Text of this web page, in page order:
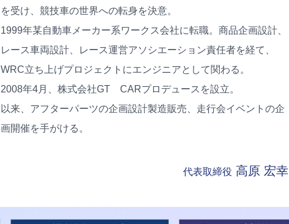
を受け、競技車の世界への転身を決意。
1999年某自動車メーカー系ワークス会社に転職。商品企画設計、
レース車両設計、レース運営アソシエーション責任者を経て、
WRC立ち上げプロジェクトにエンジニアとして関わる。
2008年4月、株式会社GT CARプロデュースを設立。
以来、アフターパーツの企画設計製造販売、走行会イベントの企
画開催を手がける。
代表取締役 高原 宏幸